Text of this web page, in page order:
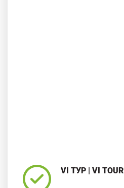
VI ТУР | VI TOUR